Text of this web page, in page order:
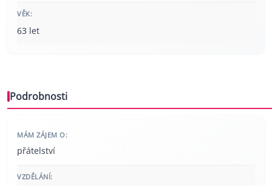
VĚK:
63 let
Podrobnosti
MÁM ZÁJEM O:
přátelství
VZDĚLÁNÍ: